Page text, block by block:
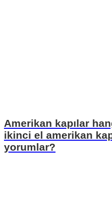
Amerikan kapılar
ikinci el amerikan
yorumlar?